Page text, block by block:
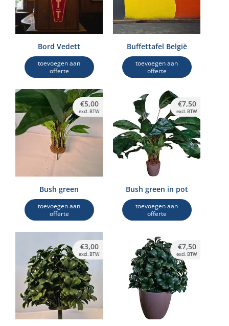
Bord Vedett
toevoegen aan
offerte
Buffettafel België
toevoegen aan
offerte
Bush green
toevoegen aan
offerte
€5,00
excl. BTW
Bush green in pot
toevoegen aan
offerte
€7,50
excl. BTW
€3,00
excl. BTW
€7,50
excl. BTW